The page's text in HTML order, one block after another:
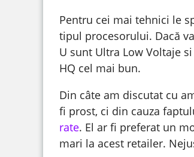
Pentru cei mai tehnici le
tipul procesorului. Dacă
U sunt Ultra Low Voltaje
HQ cel mai bun.
Din câte am discutat cu
fi prost, ci din cauza
rate. El ar fi preferat un
mari la acest retailer.